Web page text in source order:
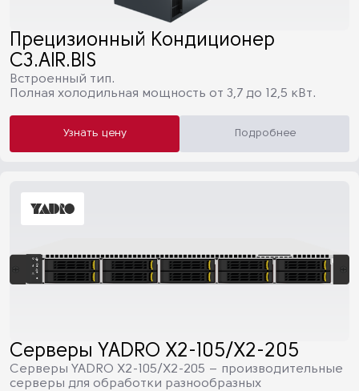
Прецизионный Кондиционер
C3.AIR.BIS
Встроенный тип.
Полная холодильная мощность от 3,7 до 12,5 кВт.
Узнать цену Подробнее
Серверы YADRO X2-105/X2-205
Серверы YADRO X2-105/X2-205 – производительные
серверы для обработки разнообразных